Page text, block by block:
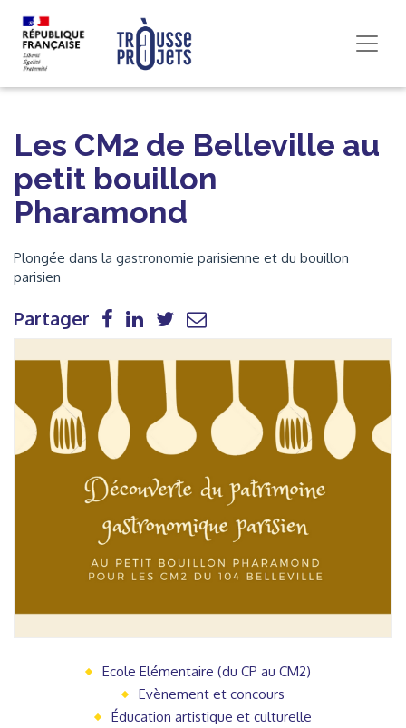
Les CM2 de Belleville au
petit bouillon
Pharamond
Plongée dans la gastronomie parisienne et du bouillon
parisien
Partager
Ecole Elémentaire (du CP au CM2)
Evènement et concours
Éducation artistique et culturelle